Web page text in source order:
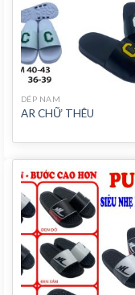
DÉP NAM
AR CHỮ THÊU